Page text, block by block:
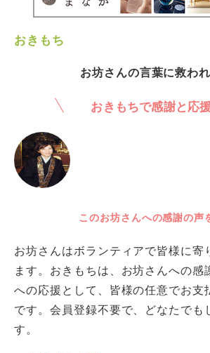
おきもち
お坊さんの言葉に救わ
おきもちで感謝と応
このお坊さんへの感謝の声
お坊さんはボランティアで皆様に寄
ます。おきもちは、お坊さんへの
への応援として、皆様の任意でお支
です。会員登録不要で、どなたでも
す。